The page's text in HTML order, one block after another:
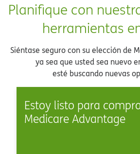
Planifique con
herramientas
Siéntase seguro con su elección de
ya sea que usted sea nuevo
esté buscando nuevas
Estoy listo para
Medicare Advantage​​